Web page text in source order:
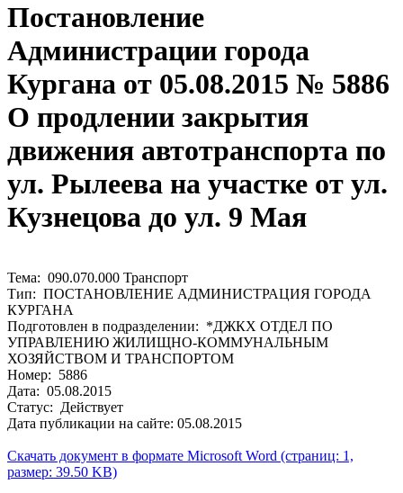
Постановление
Администрации города
Кургана от 05.08.2015 № 5886
О продлении закрытия
движения автотранспорта по
ул. Рылеева на участке от ул.
Кузнецова до ул. 9 Мая
Тема: 090.070.000 Транспорт
Тип: ПОСТАНОВЛЕНИЕ АДМИНИСТРАЦИЯ ГОРОДА
КУРГАНА
Подготовлен в подразделении: *ДЖКХ ОТДЕЛ ПО
УПРАВЛЕНИЮ ЖИЛИЩНО-КОММУНАЛЬНЫМ
ХОЗЯЙСТВОМ И ТРАНСПОРТОМ
Номер: 5886
Дата: 05.08.2015
Статус: Действует
Дата публикации на сайте: 05.08.2015
Скачать документ в формате Microsoft Word (страниц: 1,
размер: 39.50 KB)